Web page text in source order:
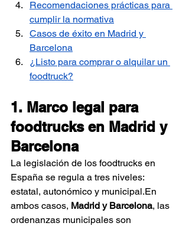
Recomendaciones prácticas para
cumplir la normativa
Casos de éxito en Madrid y
Barcelona
¿Listo para comprar o alquilar un
foodtruck?
1. Marco legal para
foodtrucks en Madrid y
Barcelona
La legislación de los foodtrucks en
España se regula a tres niveles:
estatal, autonómico y municipal.En
ambos casos, Madrid y Barcelona, las
ordenanzas municipales son